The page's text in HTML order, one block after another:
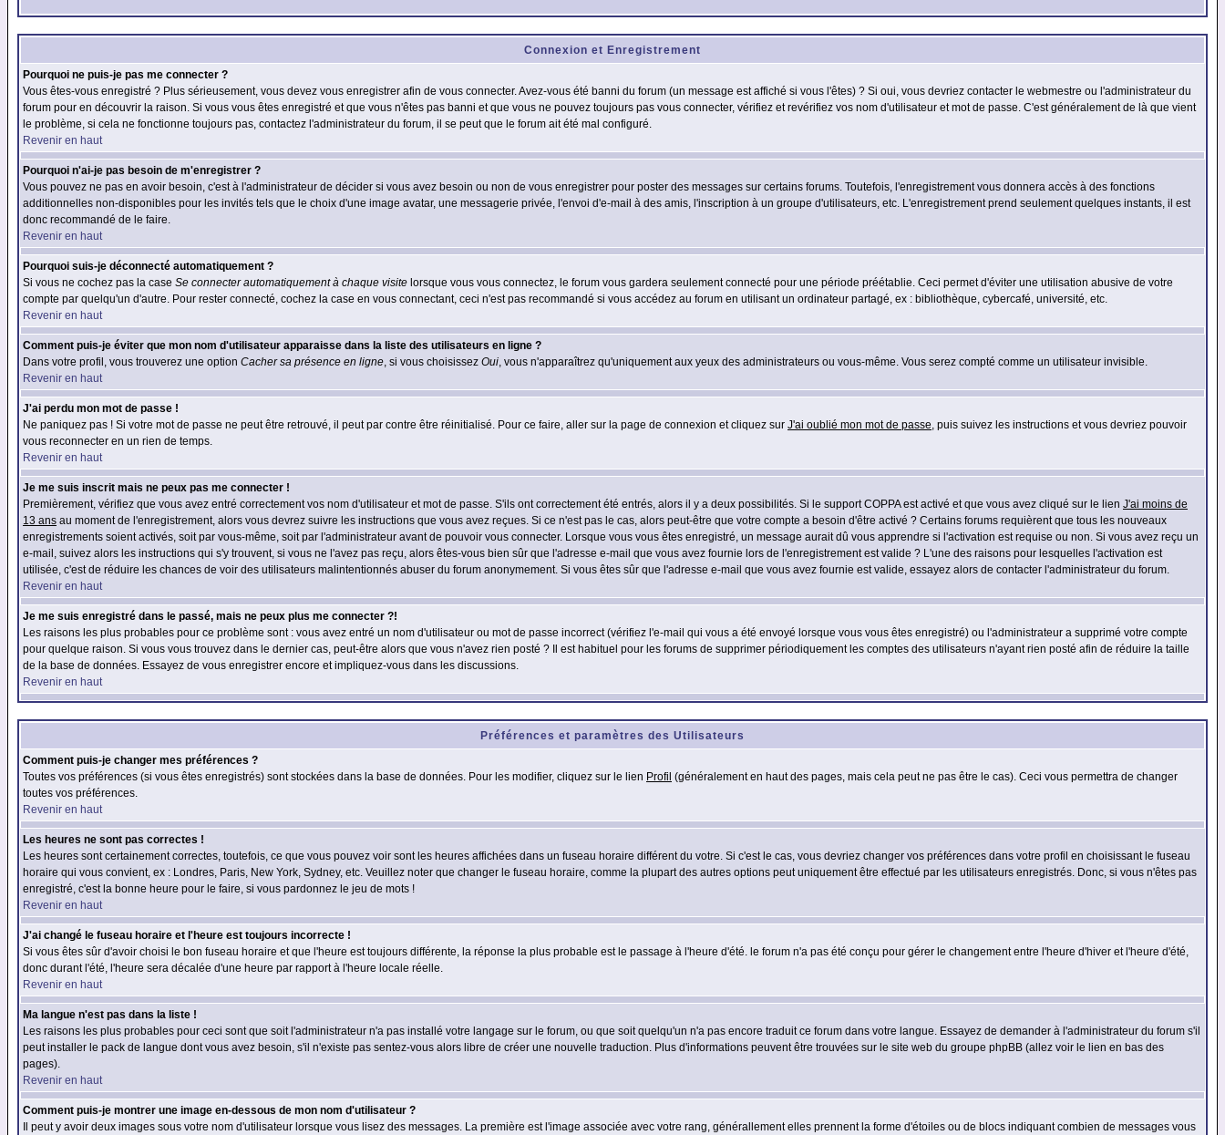
Connexion et Enregistrement
Pourquoi ne puis-je pas me connecter ?
Vous êtes-vous enregistré ? Plus sérieusement, vous devez vous enregistrer afin de vous connecter. Avez-vous été banni du forum (un message est affiché si vous l'êtes) ? Si oui, vous devriez contacter le webmestre ou l'administrateur du
forum pour en découvrir la raison. Si vous vous êtes enregistré et que vous n'êtes pas banni et que vous ne pouvez toujours pas vous connecter, vérifiez et revérifiez vos nom d'utilisateur et mot de passe. C'est généralement de là que vient
le problème, si cela ne fonctionne toujours pas, contactez l'administrateur du forum, il se peut que le forum ait été mal configuré.
Revenir en haut
Pourquoi n'ai-je pas besoin de m'enregistrer ?
Vous pouvez ne pas en avoir besoin, c'est à l'administrateur de décider si vous avez besoin ou non de vous enregistrer pour poster des messages sur certains forums. Toutefois, l'enregistrement vous donnera accès à des fonctions
additionnelles non-disponibles pour les invités tels que le choix d'une image avatar, une messagerie privée, l'envoi d'e-mail à des amis, l'inscription à un groupe d'utilisateurs, etc. L'enregistrement prend seulement quelques instants, il est
donc recommandé de le faire.
Revenir en haut
Pourquoi suis-je déconnecté automatiquement ?
Si vous ne cochez pas la case Se connecter automatiquement à chaque visite lorsque vous vous connectez, le forum vous gardera seulement connecté pour une période préétablie. Ceci permet d'éviter une utilisation abusive de votre
compte par quelqu'un d'autre. Pour rester connecté, cochez la case en vous connectant, ceci n'est pas recommandé si vous accédez au forum en utilisant un ordinateur partagé, ex : bibliothèque, cybercafé, université, etc.
Revenir en haut
Comment puis-je éviter que mon nom d'utilisateur apparaisse dans la liste des utilisateurs en ligne ?
Dans votre profil, vous trouverez une option Cacher sa présence en ligne, si vous choisissez Oui, vous n'apparaîtrez qu'uniquement aux yeux des administrateurs ou vous-même. Vous serez compté comme un utilisateur invisible.
Revenir en haut
J'ai perdu mon mot de passe !
Ne paniquez pas ! Si votre mot de passe ne peut être retrouvé, il peut par contre être réinitialisé. Pour ce faire, aller sur la page de connexion et cliquez sur J'ai oublié mon mot de passe, puis suivez les instructions et vous devriez pouvoir
vous reconnecter en un rien de temps.
Revenir en haut
Je me suis inscrit mais ne peux pas me connecter !
Premièrement, vérifiez que vous avez entré correctement vos nom d'utilisateur et mot de passe. S'ils ont correctement été entrés, alors il y a deux possibilités. Si le support COPPA est activé et que vous avez cliqué sur le lien J'ai moins de
13 ans au moment de l'enregistrement, alors vous devrez suivre les instructions que vous avez reçues. Si ce n'est pas le cas, alors peut-être que votre compte a besoin d'être activé ? Certains forums requièrent que tous les nouveaux
enregistrements soient activés, soit par vous-même, soit par l'administrateur avant de pouvoir vous connecter. Lorsque vous vous êtes enregistré, un message aurait dû vous apprendre si l'activation est requise ou non. Si vous avez reçu un
e-mail, suivez alors les instructions qui s'y trouvent, si vous ne l'avez pas reçu, alors êtes-vous bien sûr que l'adresse e-mail que vous avez fournie lors de l'enregistrement est valide ? L'une des raisons pour lesquelles l'activation est
utilisée, c'est de réduire les chances de voir des utilisateurs malintentionnés abuser du forum anonymement. Si vous êtes sûr que l'adresse e-mail que vous avez fournie est valide, essayez alors de contacter l'administrateur du forum.
Revenir en haut
Je me suis enregistré dans le passé, mais ne peux plus me connecter ?!
Les raisons les plus probables pour ce problème sont : vous avez entré un nom d'utilisateur ou mot de passe incorrect (vérifiez l'e-mail qui vous a été envoyé lorsque vous vous êtes enregistré) ou l'administrateur a supprimé votre compte
pour quelque raison. Si vous vous trouvez dans le dernier cas, peut-être alors que vous n'avez rien posté ? Il est habituel pour les forums de supprimer périodiquement les comptes des utilisateurs n'ayant rien posté afin de réduire la taille
de la base de données. Essayez de vous enregistrer encore et impliquez-vous dans les discussions.
Revenir en haut
Préférences et paramètres des Utilisateurs
Comment puis-je changer mes préférences ?
Toutes vos préférences (si vous êtes enregistrés) sont stockées dans la base de données. Pour les modifier, cliquez sur le lien Profil (généralement en haut des pages, mais cela peut ne pas être le cas). Ceci vous permettra de changer
toutes vos préférences.
Revenir en haut
Les heures ne sont pas correctes !
Les heures sont certainement correctes, toutefois, ce que vous pouvez voir sont les heures affichées dans un fuseau horaire différent du votre. Si c'est le cas, vous devriez changer vos préférences dans votre profil en choisissant le fuseau
horaire qui vous convient, ex : Londres, Paris, New York, Sydney, etc. Veuillez noter que changer le fuseau horaire, comme la plupart des autres options peut uniquement être effectué par les utilisateurs enregistrés. Donc, si vous n'êtes pas
enregistré, c'est la bonne heure pour le faire, si vous pardonnez le jeu de mots !
Revenir en haut
J'ai changé le fuseau horaire et l'heure est toujours incorrecte !
Si vous êtes sûr d'avoir choisi le bon fuseau horaire et que l'heure est toujours différente, la réponse la plus probable est le passage à l'heure d'été. le forum n'a pas été conçu pour gérer le changement entre l'heure d'hiver et l'heure d'été,
donc durant l'été, l'heure sera décalée d'une heure par rapport à l'heure locale réelle.
Revenir en haut
Ma langue n'est pas dans la liste !
Les raisons les plus probables pour ceci sont que soit l'administrateur n'a pas installé votre langage sur le forum, ou que soit quelqu'un n'a pas encore traduit ce forum dans votre langue. Essayez de demander à l'administrateur du forum s'il
peut installer le pack de langue dont vous avez besoin, s'il n'existe pas sentez-vous alors libre de créer une nouvelle traduction. Plus d'informations peuvent être trouvées sur le site web du groupe phpBB (allez voir le lien en bas des
pages).
Revenir en haut
Comment puis-je montrer une image en-dessous de mon nom d'utilisateur ?
Il peut y avoir deux images sous votre nom d'utilisateur lorsque vous lisez des messages. La première est l'image associée avec votre rang, générallement elles prennent la forme d'étoiles ou de blocs indiquant combien de messages vous